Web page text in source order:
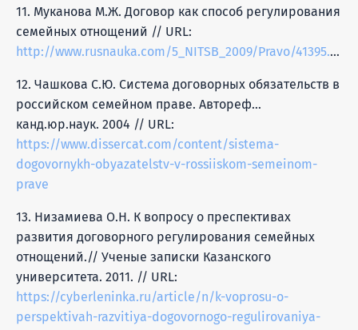
11. Муканова М.Ж. Договор как способ регулирования
семейных отнощений // URL:
http://www.rusnauka.com/5_NITSB_2009/Pravo/41395.doc.htm
12. Чашкова С.Ю. Система договорных обязательств в
российском семейном праве. Автореф…
канд.юр.наук. 2004 // URL:
https://www.dissercat.com/content/sistema-
dogovornykh-obyazatelstv-v-rossiiskom-semeinom-
prave
13. Низамиева О.Н. К вопросу о преспективах
развития договорного регулирования семейных
отнощений.// Ученые записки Казанского
университета. 2011. // URL:
https://cyberleninka.ru/article/n/k-voprosu-o-
perspektivah-razvitiya-dogovornogo-regulirovaniya-